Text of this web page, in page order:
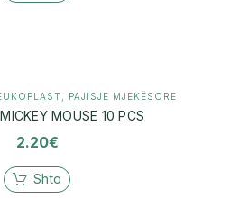
PAJISJE MJEKËSORE
MOUSE 10 PCS
2.20€
Shto